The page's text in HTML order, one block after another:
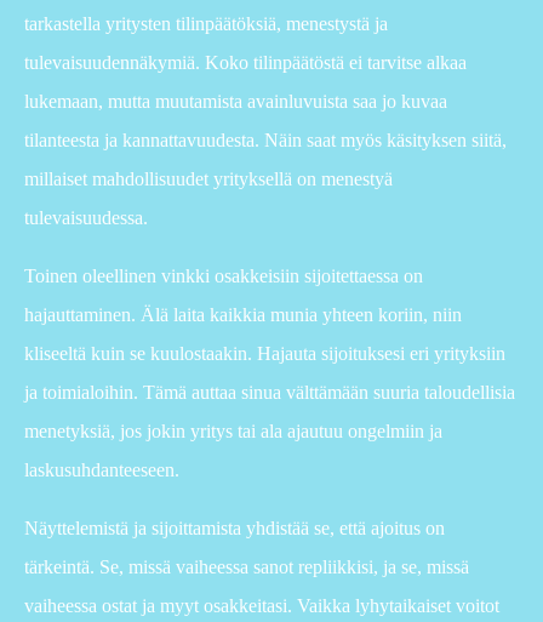
tarkastella yritysten tilinpäätöksiä, menestystä ja
tulevaisuudennäkymiä. Koko tilinpäätöstä ei tarvitse alkaa
lukemaan, mutta muutamista avainluvuista saa jo kuvaa
tilanteesta ja kannattavuudesta. Näin saat myös käsityksen siitä,
millaiset mahdollisuudet yrityksellä on menestyä
tulevaisuudessa.
Toinen oleellinen vinkki osakkeisiin sijoitettaessa on
hajauttaminen. Älä laita kaikkia munia yhteen koriin, niin
kliseeltä kuin se kuulostaakin. Hajauta sijoituksesi eri yrityksiin
ja toimialoihin. Tämä auttaa sinua välttämään suuria taloudellisia
menetyksiä, jos jokin yritys tai ala ajautuu ongelmiin ja
laskusuhdanteeseen.
Näyttelemistä ja sijoittamista yhdistää se, että ajoitus on
tärkeintä. Se, missä vaiheessa sanot repliikkisi, ja se, missä
vaiheessa ostat ja myyt osakkeitasi. Vaikka lyhytaikaiset voitot